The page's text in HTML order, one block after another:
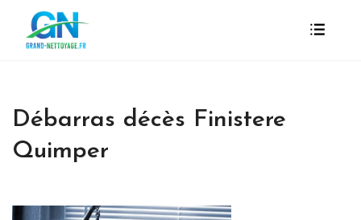
Débarras décès Finistere
Quimper